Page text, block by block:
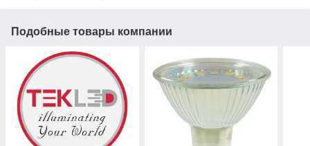
Подобные товары компании